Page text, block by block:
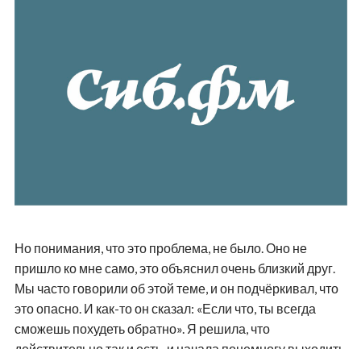
Но понимания, что это проблема, не было. Оно не
пришло ко мне само, это объяснил очень близкий друг.
Мы часто говорили об этой теме, и он подчёркивал, что
это опасно. И как-то он сказал: «Если что, ты всегда
сможешь похудеть обратно». Я решила, что